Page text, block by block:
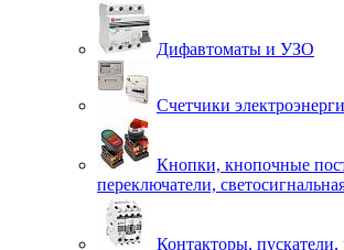
Дифавтоматы и УЗО
Счетчики
Кнопки, кнопочные
переключатели,
Контакторы, пускатели,